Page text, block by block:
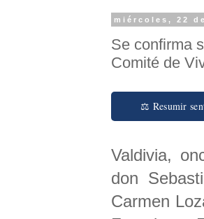
miércoles, 22
Se confirma
Comité de
⚖ Resumir
Valdivia,
don
Carmen